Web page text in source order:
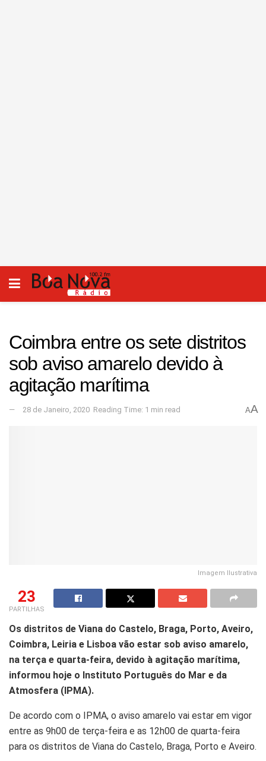
Coimbra entre os sete distritos
sob aviso amarelo devido à
agitação marítima
28 de Janeiro, 2020 Reading Time: 1 min read AA
Imagem Ilustrativa
23
PARTILHAS
Os distritos de Viana do Castelo, Braga, Porto, Aveiro,
Coimbra, Leiria e Lisboa vão estar sob aviso amarelo,
na terça e quarta-feira, devido à agitação marítima,
informou hoje o Instituto Português do Mar e da
Atmosfera (IPMA).
De acordo com o IPMA, o aviso amarelo vai estar em vigor
entre as 9h00 de terça-feira e as 12h00 de quarta-feira
para os distritos de Viana do Castelo, Braga, Porto e Aveiro.